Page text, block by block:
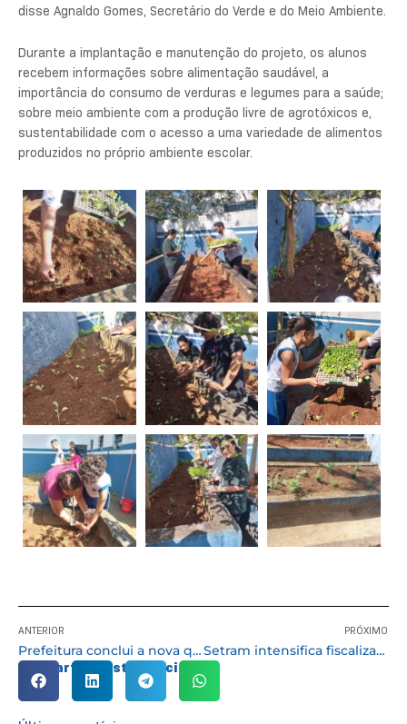
disse Agnaldo Gomes, Secretário do Verde e do Meio Ambiente.
Durante a implantação e manutenção do projeto, os alunos
recebem informações sobre alimentação saudável, a
importância do consumo de verduras e legumes para a saúde;
sobre meio ambiente com a produção livre de agrotóxicos e,
sustentabilidade com o acesso a uma variedade de alimentos
produzidos no próprio ambiente escolar.
ANTERIOR
Prefeitura conclui a nova quadra da escola do Jardim Sabiá
PRÓXIMO
Setram intensifica fiscalização para coibir transporte escolar irregular
Compartilhe esta notícia: